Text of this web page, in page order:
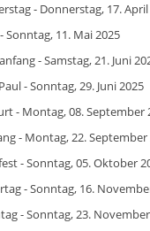
- Donnerstag, 17. April
11. Mai 2025
- Samstag, 21. Juni
- Sonntag, 29. Juni 2025
- Montag, 08. September
- Montag, 22. September
- Sonntag, 05. Oktober
- Sonntag, 16.
- Sonntag, 23.